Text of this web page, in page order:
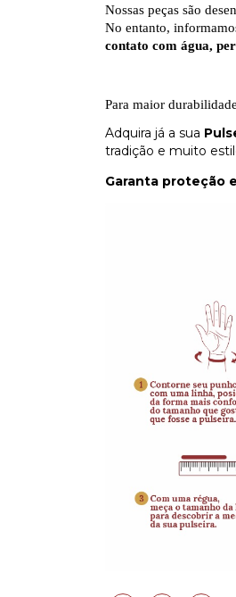
Nossas peças são
No entanto,
contato com água,
Para maior
Adquira já a sua
tradição e muito
Garanta proteção